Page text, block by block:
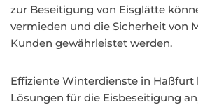
zur Beseitigung von Eisglätte
vermieden und die Sicherheit von
Kunden gewährleistet werden.
Effiziente Winterdienste in Haßfurt
Lösungen für die Eisbeseitigung